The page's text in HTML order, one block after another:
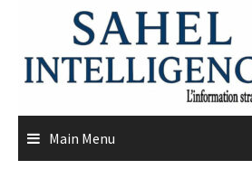
content
Main Menu